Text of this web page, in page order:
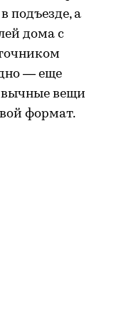
подъезде, а
дома с
— еще
вещи
формат.